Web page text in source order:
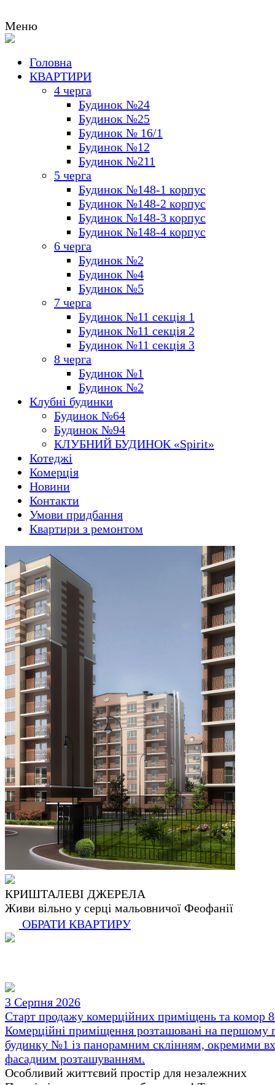
Меню
Головна
КВАРТИРИ
4 черга
Будинок №24
Будинок №25
Будинок № 16/1
Будинок №12
Будинок №211
5 черга
Будинок №148-1 корпус
Будинок №148-2 корпус
Будинок №148-3 корпус
Будинок №148-4 корпус
6 черга
Будинок №2
Будинок №4
Будинок №5
7 черга
Будинок №11 секція 1
Будинок №11 секція 2
Будинок №11 секція 3
8 черга
Будинок №1
Будинок №2
Клубні будинки
Будинок №64
Будинок №94
КЛУБНИЙ БУДИНОК «Spirit»
Котеджі
Комерція
Новини
Контакти
Умови придбання
Квартири з ремонтом
КРИШТАЛЕВІ ДЖЕРЕЛА
Живи вільно у серці мальовничої Феофанії
ОБРАТИ КВАРТИРУ
3 Серпня 2026
Старт продажу комерційних приміщень та комор
Комерційні приміщення розташовані на першому
будинку №1 із панорамним склінням, окремими
фасадним розташуванням.
Особливий життєвий простір для незалежних